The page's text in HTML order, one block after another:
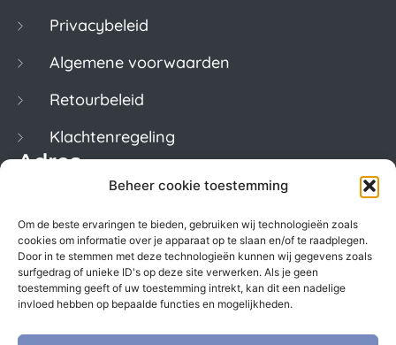
Beheer cookie toestemming
Om de beste ervaringen te bieden, gebruiken wij technologieën zoals
cookies om informatie over je apparaat op te slaan en/of te raadplegen.
Door in te stemmen met deze technologieën kunnen wij gegevens zoals
surfgedrag of unieke ID's op deze site verwerken. Als je geen
toestemming geeft of uw toestemming intrekt, kan dit een nadelige
invloed hebben op bepaalde functies en mogelijkheden.
Privacybeleid
Algemene voorwaarden
Retourbeleid
Klachtenregeling
Adres
1017ER Amsterdam
Kvk. 50922246
BTW. NL822996029B01